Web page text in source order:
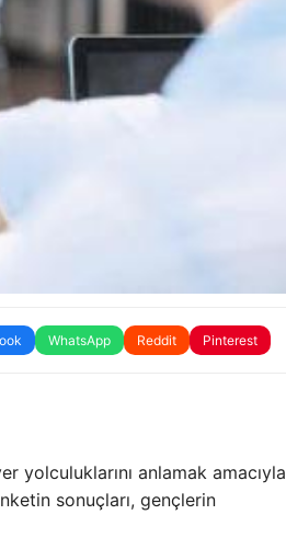
WhatsApp Reddit Pinterest
yolculuklarını anlamak amacıyla
sonuçları, gençlerin